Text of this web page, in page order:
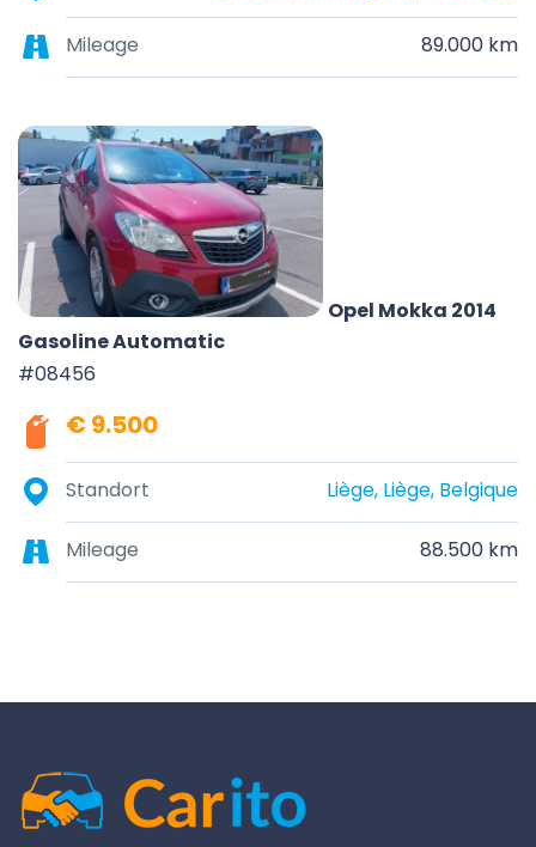
Mileage 89.000 km
Opel Mokka 2014
Gasoline Automatic
#08456
€ 9.500
Standort Liège, Liège, Belgique
Mileage 88.500 km